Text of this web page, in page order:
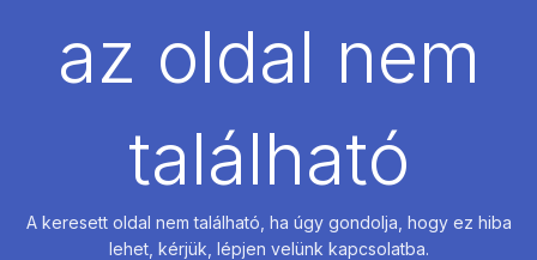
az oldal nem
található
A keresett oldal nem található, ha úgy gondolja, hogy ez hiba
lehet, kérjük, lépjen velünk kapcsolatba.